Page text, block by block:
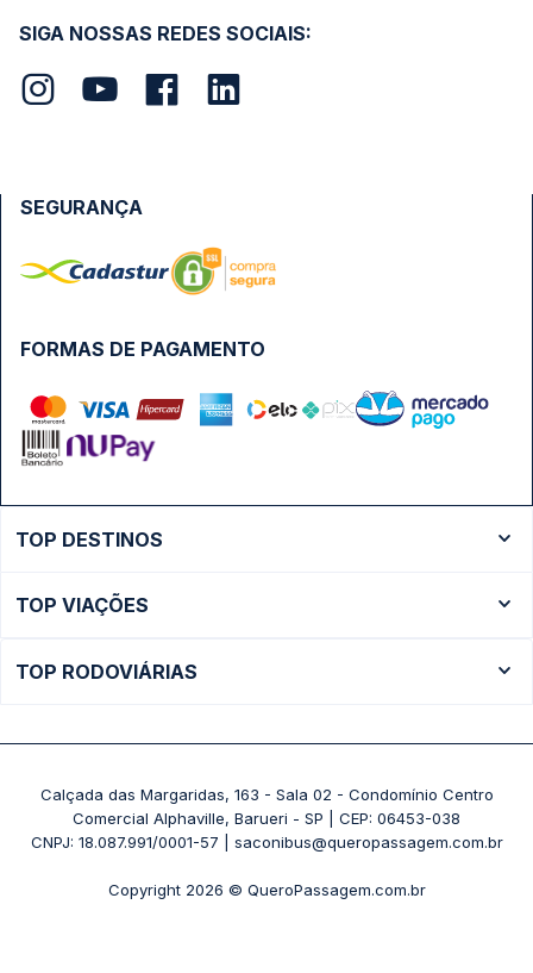
SIGA NOSSAS REDES SOCIAIS:
FORMAS DE PAGAMENTO
SEGURANÇA
TOP DESTINOS
Ônibus São Paulo
TOP VIAÇÕES
Passagens Pássaro Marron
+ Viações
TOP RODOVIÁRIAS
Rodoviária Belo Horizonte - Gov. Israel Pinheiro (Tergip)
Rodoviária Curitiba
+ Rodoviárias
Calçada das Margaridas, 163 - Sala 02 - Condomínio Centro
Comercial Alphaville, Barueri - SP | CEP: 06453-038
CNPJ: 18.087.991/0001-57 | saconibus@queropassagem.com.br
Copyright 2026 © QueroPassagem.com.br